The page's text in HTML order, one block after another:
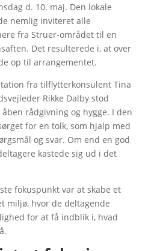
d. 10. maj. Den lokale
nemlig inviteret alle
fra Struer-området til en
Det resulterede i, at over
op til arrangementet.
fra tilflytterkonsulent Tina
Rikke Dalby stod
rådgivning og hygge. I den
for en tolk, som hjalp med
og svar. Om end en god
kastede sig ud i det
fokuspunkt var at skabe et
miljø, hvor de deltagende
for at få indblik i, hvad